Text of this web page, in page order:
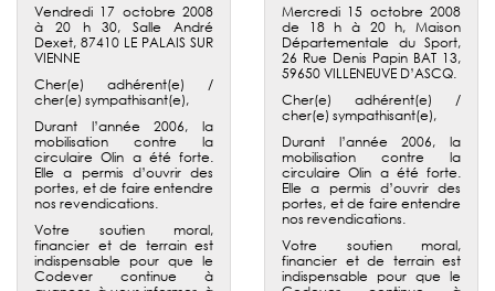
Vendredi 17 octobre 2008
à 20 h 30, Salle André
Dexet, 87410 LE PALAIS SUR
VIENNE
Cher(e) adhérent(e) /
cher(e) sympathisant(e),
Durant l’année 2006, la
mobilisation contre la
circulaire Olin a été forte.
Elle a permis d’ouvrir des
portes, et de faire entendre
nos revendications.
Votre soutien moral,
financier et de terrain est
indispensable pour que le
Codever continue à
Mercredi 15 octobre 2008
de 18 h à 20 h, Maison
Départementale du Sport,
26 Rue Denis Papin BAT 13,
59650 VILLENEUVE D’ASCQ.
Cher(e) adhérent(e) /
cher(e) sympathisant(e),
Durant l’année 2006, la
mobilisation contre la
circulaire Olin a été forte.
Elle a permis d’ouvrir des
portes, et de faire entendre
nos revendications.
Votre soutien moral,
financier et de terrain est
indispensable pour que le